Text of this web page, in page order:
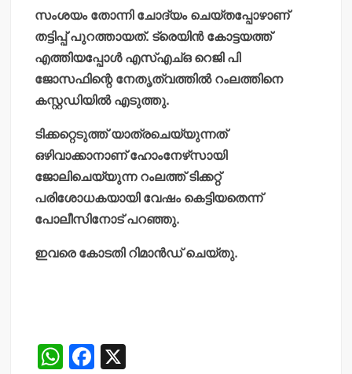
സംശയം തോന്നി ചോദ്യം ചെയ്തപ്പോഴാണ്
തട്ടിപ്പ് പുറത്തായത്. ട്രെയിന്‍ കോട്ടയത്ത്
എത്തിയപ്പോള്‍ എസ്എച്ഒ റെജി പി
ജോസഫിന്റെ നേതൃത്വത്തില്‍ റംലത്തിനെ
കസ്റ്റഡിയില്‍ എടുത്തു.
ടിക്കറ്റെടുത്ത് യാത്രചെയ്യുന്നത്
ഒഴിവാക്കാനാണ് ഹോംനേഴ്‌സായി
ജോലിചെയ്യുന്ന റംലത്ത് ടിക്കറ്റ്
പരിശോധകയായി വേഷം കെട്ടിയതെന്ന്
പോലീസിനോട് പറഞ്ഞു.
ഇവരെ കോടതി റിമാന്‍ഡ് ചെയ്തു.
W
F